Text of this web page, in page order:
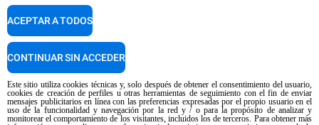
Detergentes para lavado automático
Detergentes para lavado manual
Tratamiento de agua con filtros de resina
Nuestras sedes en el mundo
SOPORTE
Garantía Unox
Centros de servicio técnico
Aviso sobre el contenido generado por IA
Privacy policy Cookie policy
Este sitio utiliza cookies técnicas y, solo después de obtener el consentimiento del usuario,
cookies de creación de perfiles u otras herramientas de seguimiento con el fin de enviar
mensajes publicitarios en línea con las preferencias expresadas por el propio usuario en el
uso de la funcionalidad y navegación por la red y / o para la propósito de analizar y
monitorear el comportamiento de los visitantes, incluidos los de terceros. Para obtener más
ACEPTAR A TODOS
CONTINUAR SIN ACCEDER